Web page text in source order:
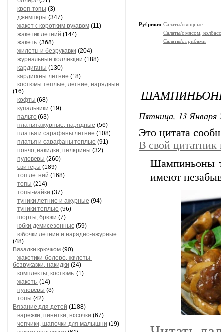
кроп-топы (3)
джемперы (347)
жакет с коротким рукавом (11)
жакетик летний (144)
жакеты (368)
жилеты и безрукавки (204)
журнальные коллекции (188)
кардиганы (130)
кардиганы летние (18)
костюмы теплые, летние, нарядные
(16)
кофты (68)
купальники (19)
пальто (63)
платья ажурные, нарядные (56)
платья и сарафаны летние (108)
платья и сарафаны теплые (91)
пончо, накидки, пелерины (32)
пуловеры (260)
свитеры (189)
топ летний (168)
топы (214)
топы-майки (37)
туники летние и ажурные (94)
туники теплые (96)
шорты, брюки (7)
юбки демисезонные (59)
юбочки летние и нарядно-ажурные
(48)
Вязалки крючком (90)
жакетики-болеро, жилеты-
безрукавки, накидки (24)
комплекты, костюмы (1)
жакеты (14)
пуловеры (8)
топы (42)
Вязание для детей (1188)
варежки, пинетки, носочки (67)
чепчики, шапочки для малышни (19)
Рубрики: Салаты/овощные
Салаты/с мясом,
Салаты/с грибами
Пятница, 13 Января
Это цитата
В свой цитатник
Шампиньоны
имеют